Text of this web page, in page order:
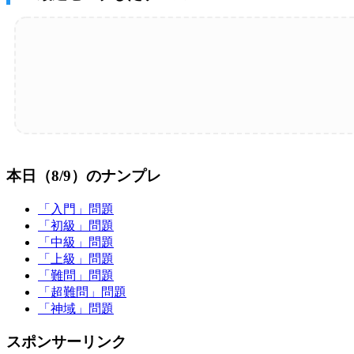
本日（8/9）のナンプレ
「入門」問題
「初級」問題
「中級」問題
「上級」問題
「難問」問題
「超難問」問題
「神域」問題
スポンサーリンク